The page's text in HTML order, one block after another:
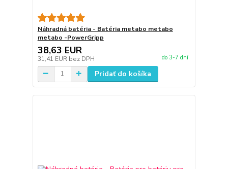
Náhradná batéria - Batéria metabo metabo
metabo -PowerGripp
38,63 EUR
31,41 EUR bez DPH do 3-7 dní
Pridať do košíka